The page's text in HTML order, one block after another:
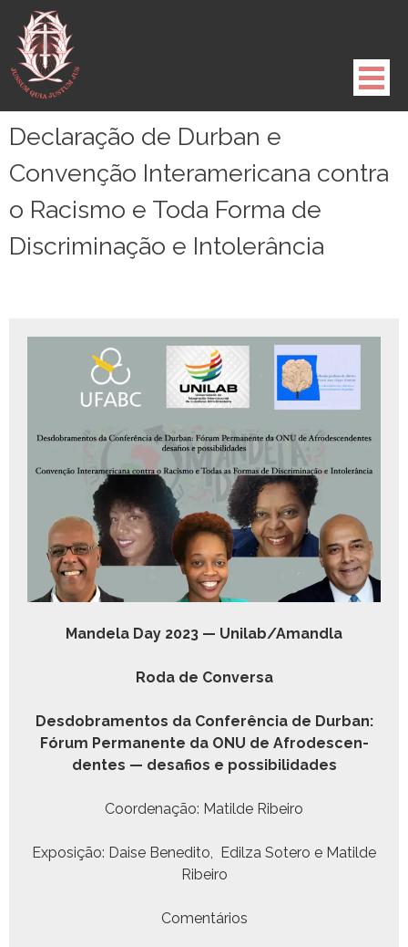
para
conteúdo
Declaração de Durban e
Convenção Interamericana contra
o Racismo e Toda Forma de
Discriminação e Intolerância
Man­dela Day 2023 — Unilab/Amandla
Roda de Conversa
Des­do­bra­men­tos da Con­fer­ên­cia de Dur­ban:
Fórum Per­ma­nente da ONU de Afrode­scen­
dentes — desafios e possibilidades
Coor­de­nação: Matilde Ribeiro
Exposição: Daise Bened­i­to, Edilza Sotero e Matilde
Ribeiro
Comen­tários